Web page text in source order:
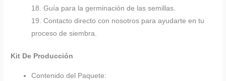
18. Guía para la germinación de las semillas.
19. Contacto directo con nosotros para ayudarte en tu
proceso de siembra.
Kit De Producción
Contenido del Paquete: